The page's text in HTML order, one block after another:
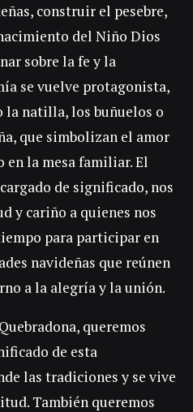
construir el pesebre,
del Niño Dios
sobre la fe y la
se vuelve protagonista,
la natilla, los buñuelos o
que simbolizan el amor
la mesa familiar. El
de significado, nos
y cariño a quienes nos
para participar en
navideñas que reúnen
a la alegría y la unión.
queremos
de esta
las tradiciones y se vive
También queremos